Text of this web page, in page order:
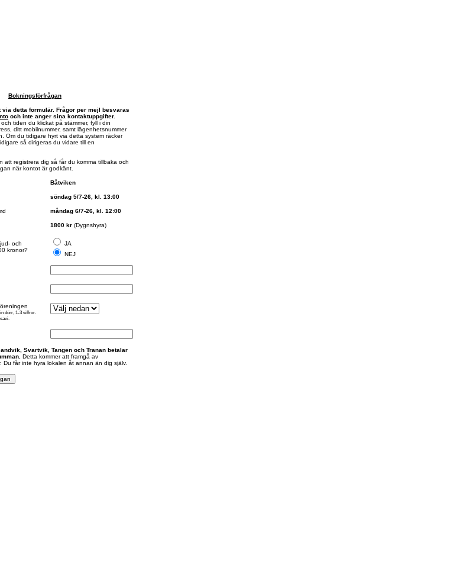
Bokningsförfrågan
detta formulär. Frågor per mejl besvaras
och inte anger sina kontaktuppgifter.
tiden du klickat på stämmer, fyll i din
ditt mobilnummer, samt lägenhetsnummer
Om du tidigare hyrt via detta system räcker
så dirigeras du vidare till en
att registrera dig så får du komma tillbaka och
när kontot är godkänt.
Båtviken
söndag 5/7-26, kl. 13:00
måndag 6/7-26, kl. 12:00
1800 kr (Dygnshyra)
och
kronor?
JA
NEJ
dörr, 1-3 siffror.
Svartvik, Tangen och Tranan betalar
Detta kommer att framgå av
Du får inte hyra lokalen åt annan än dig själv.